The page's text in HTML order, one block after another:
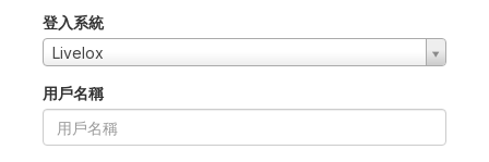
登入系統
Livelox
用戶名稱